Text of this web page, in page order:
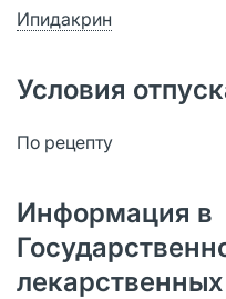
Ипидакрин
Условия
По рецепту
Информация в